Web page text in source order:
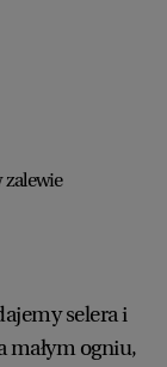
zalewie
selera i
ogniu,